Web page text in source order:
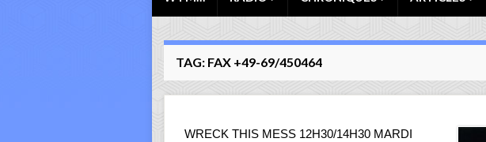
TAG: FAX +49-69/450464
WRECK THIS MESS 12H30/14H30 MARDI